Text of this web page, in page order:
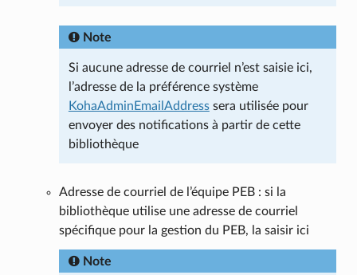
Note
Si aucune adresse de courriel n’est saisie ici,
l’adresse de la préférence système
KohaAdminEmailAddresssera utilisée pour
envoyer des notifications à partir de cette
bibliothèque
Adresse de courriel de l’équipe PEB : si la
bibliothèque utilise une adresse de courriel
spécifique pour la gestion du PEB, la saisir ici
Note